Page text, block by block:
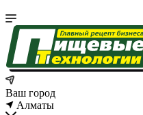
Ваш город
Алматы